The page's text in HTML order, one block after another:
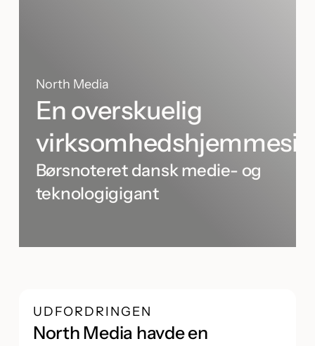
North Media
En overskuelig
Børsnoteret dansk medie- og
teknologigigant
UDFORDRINGEN
North Media havde en